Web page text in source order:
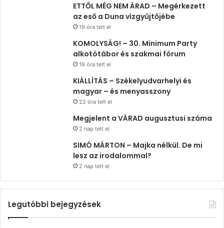
ETTŐL MÉG NEM ÁRAD – Megérkezett
az eső a Duna vízgyűjtőjébe
19 óra telt el
KOMOLYSÁG! – 30. Minimum Party
alkotótábor és szakmai fórum
19 óra telt el
KIÁLLÍTÁS – Székelyudvarhelyi és
magyar – és menyasszony
22 óra telt el
Megjelent a VÁRAD augusztusi száma
2 nap telt el
SIMÓ MÁRTON – Majka nélkül. De mi
lesz az irodalommal?
2 nap telt el
Legutóbbi bejegyzések